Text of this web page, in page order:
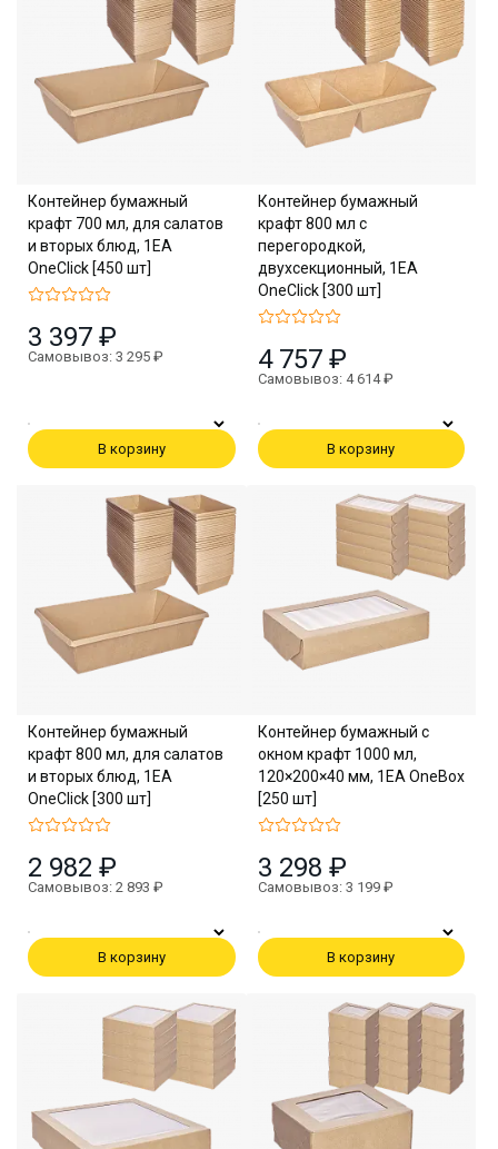
Контейнер бумажный
крафт 700 мл, для салатов
и вторых блюд, 1EA
OneClick [450 шт]
3 397 ₽
Самовывоз: 3 295 ₽
В корзину
Контейнер бумажный
крафт 800 мл с
перегородкой,
двухсекционный, 1EA
OneClick [300 шт]
4 757 ₽
Самовывоз: 4 614 ₽
В корзину
Контейнер бумажный
крафт 800 мл, для салатов
и вторых блюд, 1EA
OneClick [300 шт]
2 982 ₽
Самовывоз: 2 893 ₽
В корзину
Контейнер бумажный с
окном крафт 1000 мл,
120×200×40 мм, 1EA OneBox
[250 шт]
3 298 ₽
Самовывоз: 3 199 ₽
В корзину